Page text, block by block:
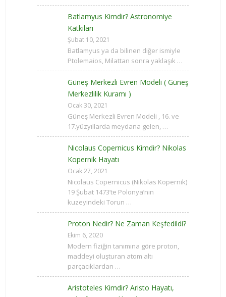
Batlamyus Kimdir? Astronomiye
Katkıları
Şubat 10, 2021
Batlamyus ya da bilinen diğer ismiyle
Ptolemaios, Milattan sonra yaklaşık …
Güneş Merkezli Evren Modeli ( Güneş
Merkezlilik Kuramı )
Ocak 30, 2021
Güneş Merkezli Evren Modeli , 16. ve
17.yüzyıllarda meydana gelen, …
Nicolaus Copernicus Kimdir? Nikolas
Kopernik Hayatı
Ocak 27, 2021
Nicolaus Copernicus (Nikolas Kopernik)
19 Şubat 1473’te Polonya’nın
kuzeyindeki Torun …
Proton Nedir? Ne Zaman Keşfedildi?
Ekim 6, 2020
Modern fiziğin tanımına göre proton,
maddeyi oluşturan atom altı
parçacıklardan …
Aristoteles Kimdir? Aristo Hayatı,